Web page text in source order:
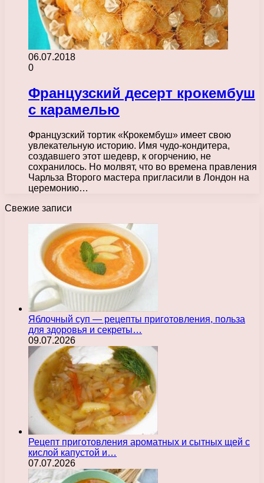
06.07.2018
0
Французский десерт крокембуш
с карамелью
Французский тортик «Крокембуш» имеет свою
увлекательную историю. Имя чудо-кондитера,
создавшего этот шедевр, к огорчению, не
сохранилось. Но молвят, что во времена правления
Чарльза Второго мастера пригласили в Лондон на
церемонию…
Свежие записи
Яблочный суп — рецепты приготовления, польза
для здоровья и секреты…
09.07.2026
Рецепт приготовления ароматных и сытных щей с
кислой капустой и…
07.07.2026